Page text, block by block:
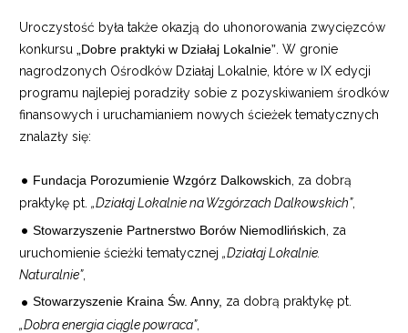
Uroczystość była także okazją do uhonorowania zwycięzców
konkursu
„Dobre praktyki w Działaj Lokalnie” . W gronie
nagrodzonych Ośrodków Działaj Lokalnie, które w IX edycji
programu najlepiej poradziły sobie z pozyskiwaniem środków
finansowych i uruchamianiem nowych ścieżek tematycznych
znalazły się:
Fundacja Porozumienie Wzgórz Dalkowskich , za dobrą
praktykę pt. „Działaj Lokalnie na Wzgórzach Dalkowskich”,
Stowarzyszenie Partnerstwo Borów Niemodlińskich , za
uruchomienie ścieżki tematycznej „Działaj Lokalnie.
Naturalnie”,
Stowarzyszenie Kraina Św. Anny, za dobrą praktykę pt.
„Dobra energia ciągle powraca”,